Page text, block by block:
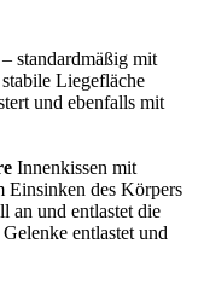
standardmäßig mit
Liegefläche
und ebenfalls mit
Innenkissen mit
Einsinken des Körpers
an und entlastet die
entlastet und